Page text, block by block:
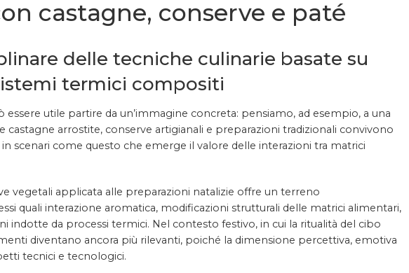
castagne, conserve e paté
delle tecniche culinarie basate su
termici compositi
utile partire da un’immagine concreta: pensiamo, ad esempio, a una
arrostite, conserve artigianali e preparazioni tradizionali convivono
scenari come questo che emerge il valore delle interazioni tra matrici
vegetali applicata alle preparazioni natalizie offre un terreno
quali interazione aromatica, modificazioni strutturali delle matrici alimentari,
indotte da processi termici. Nel contesto festivo, in cui la ritualità del cibo
diventano ancora più rilevanti, poiché la dimensione percettiva, emotiva
tecnici e tecnologici.